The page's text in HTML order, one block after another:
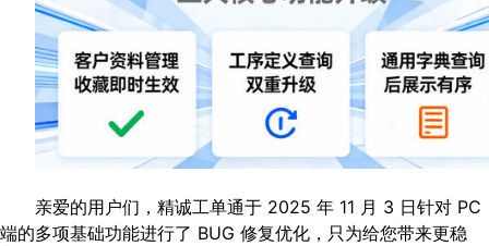
亲爱的用户们，精诚工单通于 2025 年 11 月 3 日针对 PC
端的多项基础功能进行了 BUG 修复优化，只为给您带来更稳